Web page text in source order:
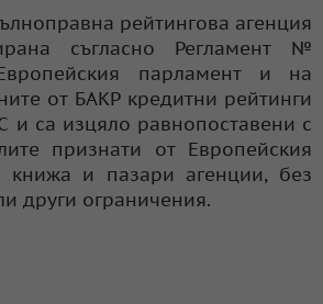
рейтингова агенция
съгласно Регламент №
парламент и на
от БАКР кредитни рейтинги
и са изцяло равнопоставени с
признати от Европейския
книжа и пазари агенции, без
други ограничения.